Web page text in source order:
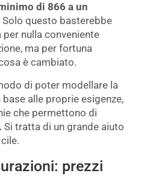
di 866 a un
Solo questo basterebbe
nulla conveniente
ma per fortuna
è cambiato.
di poter modellare la
alle proprie esigenze,
che permettono di
Si tratta di un grande aiuto
prezzi